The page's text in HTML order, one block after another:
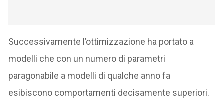
Successivamente l’ottimizzazione ha portato a
modelli che con un numero di parametri
paragonabile a modelli di qualche anno fa
esibiscono comportamenti decisamente superiori.